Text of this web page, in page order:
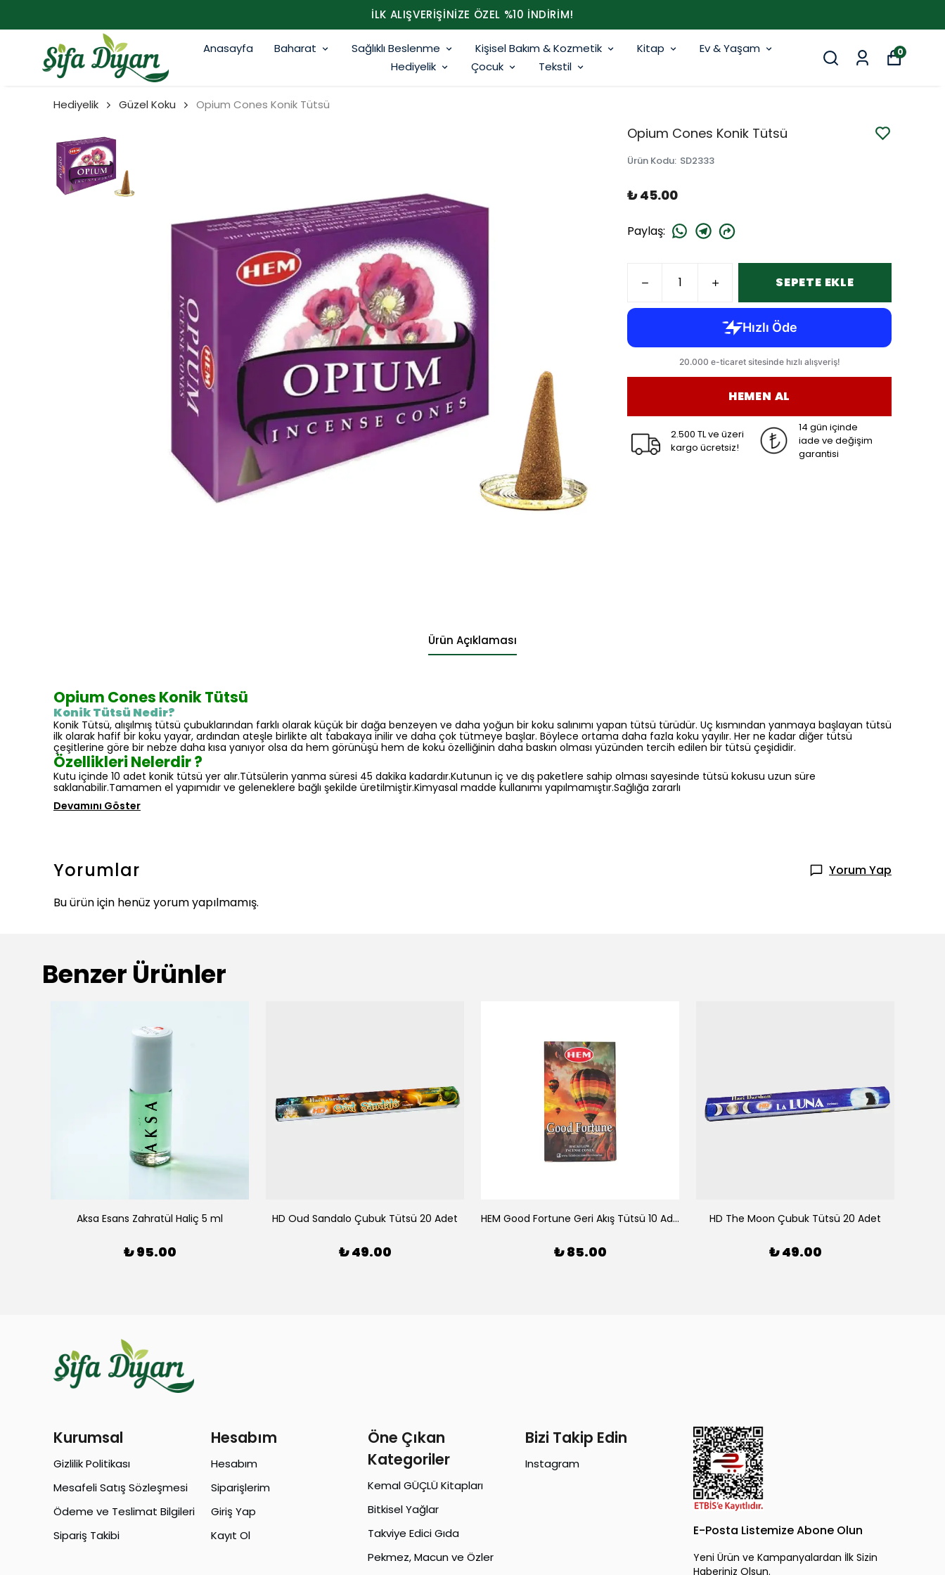
İLK ALIŞVERİŞİNİZE ÖZEL %10 İNDİRİM!
Anasayfa Baharat Sağlıklı Beslenme Kişisel Bakım & Kozmetik Kitap
Ev & Yaşam
Hediyelik
Çocuk Tekstil
0
Hediyelik Güzel Koku Opium Cones Konik Tütsü
Opium Cones Konik Tütsü
Ürün Kodu: SD2333
₺ 45.00
Paylaş:
SEPETE EKLE
HEMEN AL
2.500 TL ve üzeri
kargo ücretsiz!
14 gün içinde
iade ve değişim
garantisi
Ürün Açıklaması
Opium Cones Konik Tütsü
Konik Tütsü Nedir?
Konik Tütsü, alışılmış tütsü çubuklarından farklı olarak küçük bir dağa benzeyen ve daha yoğun bir koku salınımı yapan tütsü türüdür. Uç kısmından yanmaya başlayan tütsü
ilk olarak hafif bir koku yayar, ardından ateşle birlikte alt tabakaya inilir ve daha çok tütmeye başlar. Böylece ortama daha fazla koku yayılır. Her ne kadar diğer tütsü
çeşitlerine göre bir nebze daha kısa yanıyor olsa da hem görünüşü hem de koku özelliğinin daha baskın olması yüzünden tercih edilen bir tütsü çeşididir.
Özellikleri Nelerdir ?
Kutu içinde 10 adet konik tütsü yer alır.Tütsülerin yanma süresi 45 dakika kadardır.Kutunun iç ve dış paketlere sahip olması sayesinde tütsü kokusu uzun süre
saklanabilir.Tamamen el yapımıdır ve geleneklere bağlı şekilde üretilmiştir.Kimyasal madde kullanımı yapılmamıştır.Sağlığa zararlı
Devamını Göster
Yorumlar
Yorum Yap
Bu ürün için henüz yorum yapılmamış.
Benzer Ürünler
Aksa Esans Zahratül Haliç 5 ml
₺ 95.00
HD Oud Sandalo Çubuk Tütsü 20 Adet
₺ 49.00
HEM Good Fortune Geri Akış Tütsü 10 Adet
₺ 85.00
HD The Moon Çubuk Tütsü 20 Adet
₺ 49.00
Kurumsal
Gizlilik Politikası
Mesafeli Satış Sözleşmesi
Ödeme ve Teslimat Bilgileri
Sipariş Takibi
Hesabım
Hesabım
Siparişlerim
Giriş Yap
Kayıt Ol
Öne Çıkan
Kategoriler
Kemal GÜÇLÜ Kitapları
Bitkisel Yağlar
Takviye Edici Gıda
Pekmez, Macun ve Özler
Bizi Takip Edin
Instagram
E-Posta Listemize Abone Olun
Yeni Ürün ve Kampanyalardan İlk Sizin
Haberiniz Olsun.